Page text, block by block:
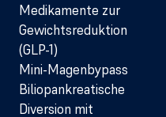
Medikamente zur
Gewichtsreduktion
(GLP-1)
Mini-Magenbypass
Biliopankreatische
Diversion mit